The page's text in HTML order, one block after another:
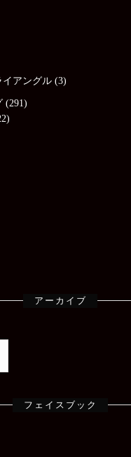
イアングル (3)
(291)
アーカイブ
フェイスブック